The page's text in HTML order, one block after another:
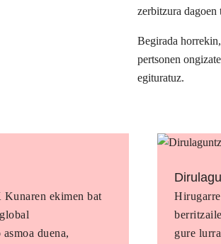
zerbitzura dagoen
Begirada
pertsonen
egituratuz.
ekimen bat
duena,
gure